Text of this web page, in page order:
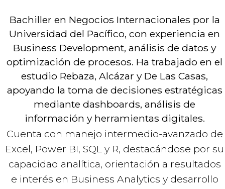
Bachiller en Negocios Internacionales por la
Universidad del Pacífico, con experiencia en
Business Development, análisis de datos y
optimización de procesos. Ha trabajado en el
estudio Rebaza, Alcázar y De Las Casas,
apoyando la toma de decisiones estratégicas
mediante dashboards, análisis de
información y herramientas digitales.
Cuenta con manejo intermedio-avanzado de
Excel, Power BI, SQL y R, destacándose por su
capacidad analítica, orientación a resultados
e interés en Business Analytics y desarrollo